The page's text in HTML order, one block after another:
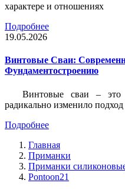
характере и отношениях
Подробнее
19.05.2026
Винтовые Сваи:
Фундаментостроению
Винтовые сваи – это
радикально изменило
Подробнее
Главная
Приманки
Приманки
Pontoon21